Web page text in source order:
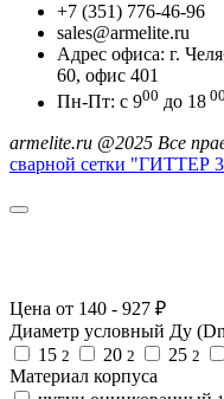
+7 (351) 776-46-96
sales@armelite.ru
Адрес офиса: г.
60, офис 401
Пн-Пт: с 900 до 18 00
armelite.ru @2025 Все
сварной сетки "ГИТТЕР
Цена от 140 - 927 ₽
Диаметр условный Ду
15 2 20 2 25 2
Материал корпуса